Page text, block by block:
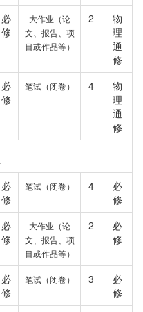
必
修
大作业（论
文、报告、项
目或作品等）
2
物
理
通
修
必
修
笔试（闭卷） 4
物
理
通
修
必
修
笔试（闭卷） 4
必
修
必
修
大作业（论
文、报告、项
目或作品等）
2
必
修
必
修
笔试（闭卷） 3
必
修